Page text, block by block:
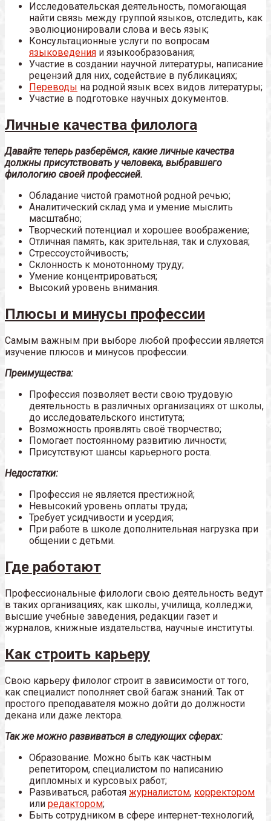
Исследовательская деятельность, помогающая
найти связь между группой языков, отследить, как
эволюционировали слова и весь язык;
Консультационные услуги по вопросам
языковедения и языкообразования;
Участие в создании научной литературы, написание
рецензий для них, содействие в публикациях;
Переводы на родной язык всех видов литературы;
Участие в подготовке научных документов.
Личные качества филолога
Давайте теперь разберёмся, какие личные качества
должны присутствовать у человека, выбравшего
филологию своей профессией.
Обладание чистой грамотной родной речью;
Аналитический склад ума и умение мыслить
масштабно;
Творческий потенциал и хорошее воображение;
Отличная память, как зрительная, так и слуховая;
Стрессоустойчивость;
Склонность к монотонному труду;
Умение концентрироваться;
Высокий уровень внимания.
Плюсы и минусы профессии
Самым важным при выборе любой профессии является
изучение плюсов и минусов профессии.
Преимущества:
Профессия позволяет вести свою трудовую
деятельность в различных организациях от школы,
до исследовательского института;
Возможность проявлять своё творчество;
Помогает постоянному развитию личности;
Присутствуют шансы карьерного роста.
Недостатки:
Профессия не является престижной;
Невысокий уровень оплаты труда;
Требует усидчивости и усердия;
При работе в школе дополнительная нагрузка при
общении с детьми.
Где работают
Профессиональные филологи свою деятельность ведут
в таких организациях, как школы, училища, колледжи,
высшие учебные заведения, редакции газет и
журналов, книжные издательства, научные институты.
Как строить карьеру
Свою карьеру филолог строит в зависимости от того,
как специалист пополняет свой багаж знаний. Так от
простого преподавателя можно дойти до должности
декана или даже лектора.
Так же можно развиваться в следующих сферах:
Образование. Можно быть как частным
репетитором, специалистом по написанию
дипломных и курсовых работ;
Развиваться, работая журналистом, корректором
или редактором;
Быть сотрудником в сфере интернет-технологий,